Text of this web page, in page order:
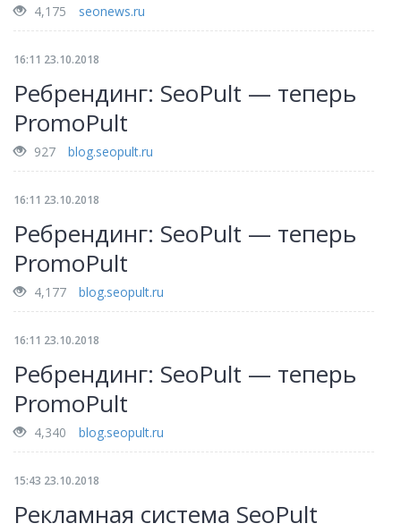
4,175 seonews.ru
16:11 23.10.2018
Ребрендинг: SeoPult — теперь
PromoPult
927 blog.seopult.ru
16:11 23.10.2018
Ребрендинг: SeoPult — теперь
PromoPult
4,177 blog.seopult.ru
16:11 23.10.2018
Ребрендинг: SeoPult — теперь
PromoPult
4,340 blog.seopult.ru
15:43 23.10.2018
Рекламная система SeoPult